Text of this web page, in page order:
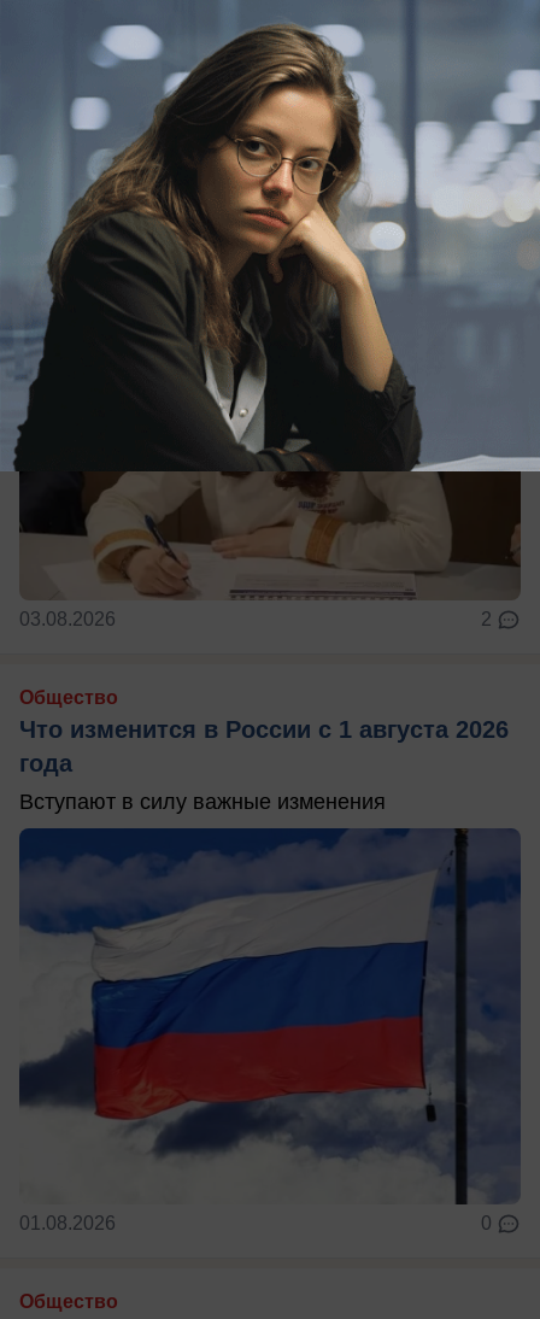
Политика
ЛДПР предложила сократить
социальную поддержку мигрантов
Позиция партии ЛДПР заключается в том, что
пришло время прекратить поддержку семей
мигрантов за счёт бюджетных средств
03.08.2026 2
Общество
Что изменится в России с 1 августа 2026
года
Вступают в силу важные изменения
01.08.2026 0
Общество